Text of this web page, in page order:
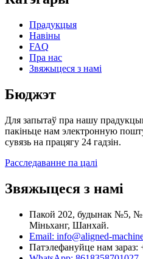
Прадукцыя
Навіны
FAQ
Пра нас
Звяжыцеся з намі
Бюджэт
Для запытаў пра нашу
пакіньце нам электронную
сувязь на працягу 24 гадзін.
Расследаванне па цалі
Звяжыцеся з намі
Пакой 202, будынак №5, №
Міньханг, Шанхай.
Email: info@aligned-
Патэлефануйце нам зараз: